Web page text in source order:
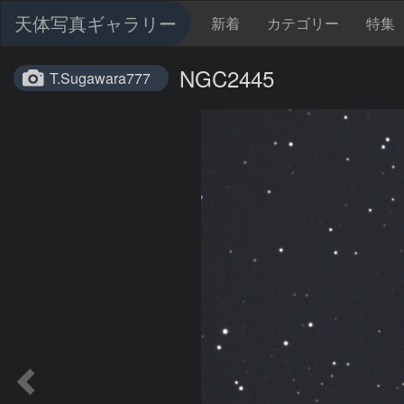
天体写真ギャラリー 新着 カテゴリー 特集
T.Sugawara777 NGC2445